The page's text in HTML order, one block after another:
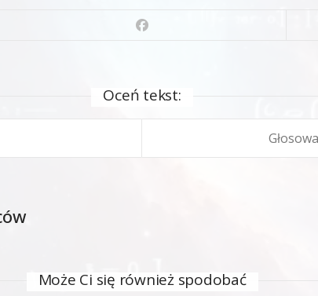
Oceń tekst:
Może Ci się również spodobać